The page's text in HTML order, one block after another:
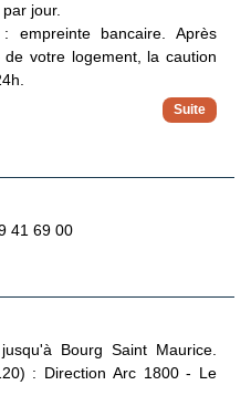
préalable auprès de la
Avec carnet de vaccinations
jour.
empreinte bancaire. Après
votre logement, la caution
41 69 00
Bourg Saint Maurice.
: Direction Arc 1800 - Le